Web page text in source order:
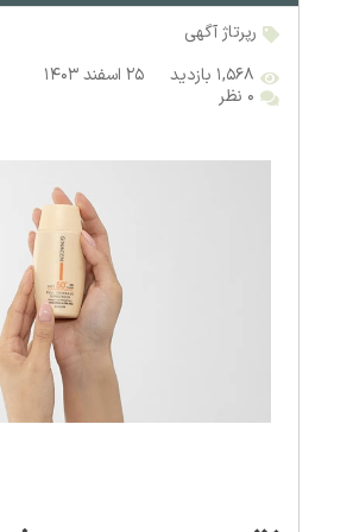
رپرتاژ آگهی
۱,۵۶۸ بازدید
۲۵ اسفند ۱۴۰۳
۰ نظر